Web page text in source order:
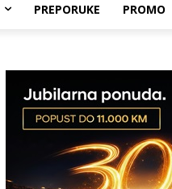
PREPORUKE PROMO